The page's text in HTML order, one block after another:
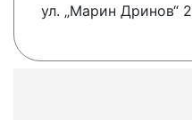
ул. „Марин Дринов“ 2